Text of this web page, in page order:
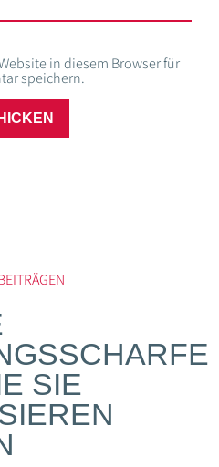
in diesem Browser für
speichern.
SIE